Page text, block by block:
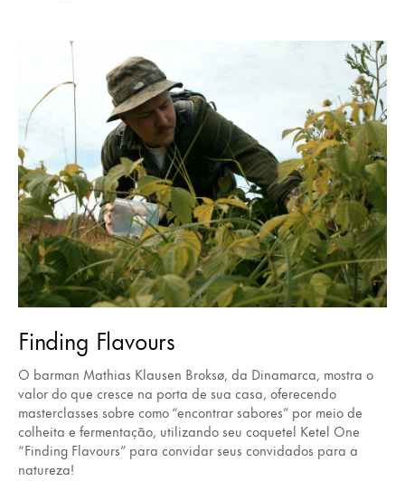
Finding Flavours
O barman Mathias Klausen Broksø, da Dinamarca, mostra o
valor do que cresce na porta de sua casa, oferecendo
masterclasses sobre como “encontrar sabores” por meio de
colheita e fermentação, utilizando seu coquetel Ketel One
“Finding Flavours” para convidar seus convidados para a
natureza!